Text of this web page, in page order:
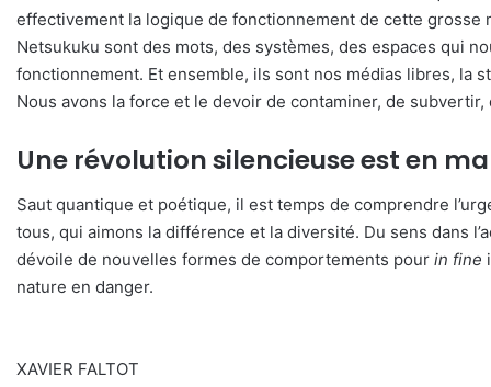
effectivement la logique de fonctionnement de cette grosse
Netsukuku sont des mots, des systèmes, des espaces qui
fonctionnement. Et ensemble, ils sont nos médias libres, la
Nous avons la force et le devoir de contaminer, de
Une révolution silencieuse est en
Saut quantique et poétique, il est temps de comprendre
tous, qui aimons la différence et la diversité. Du sens dans
dévoile de nouvelles formes de comportements pour in fine
nature en danger.
XAVIER FALTOT